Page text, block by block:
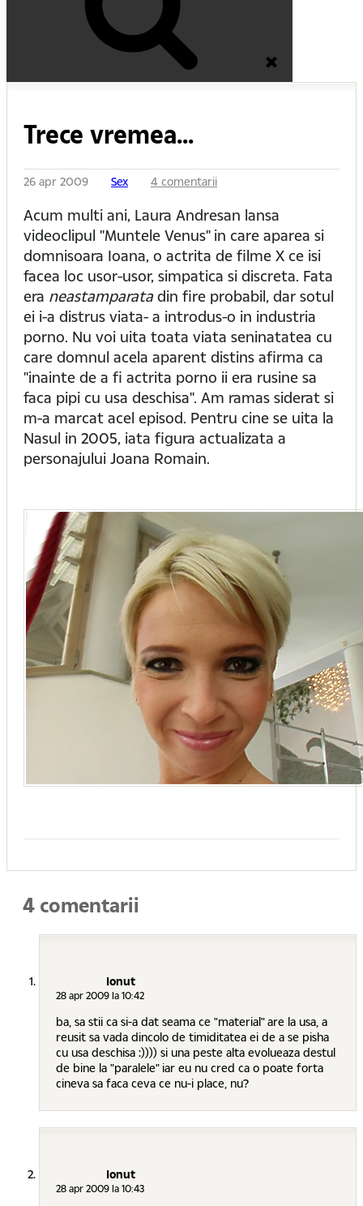
Trece vremea...
26 apr 2009 Sex 4 comentarii
Acum multi ani, Laura Andresan lansa
videoclipul "Muntele Venus" in care aparea si
domnisoara Ioana, o actrita de filme X ce isi
facea loc usor-usor, simpatica si discreta. Fata
era neastamparatadin fire probabil, dar sotul
ei i-a distrus viata- a introdus-o in industria
porno. Nu voi uita toata viata seninatatea cu
care domnul acela aparent distins afirma ca
"inainte de a fi actrita porno ii era rusine sa
faca pipi cu usa deschisa". Am ramas siderat si
m-a marcat acel episod. Pentru cine se uita la
Nasul in 2005, iata figura actualizata a
personajului Joana Romain.
4 comentarii
Ionut
28 apr 2009 la 10:42
ba, sa stii ca si-a dat seama ce "material" are la usa, a
reusit sa vada dincolo de timiditatea ei de a se pisha
cu usa deschisa :)))) si una peste alta evolueaza destul
de bine la "paralele" iar eu nu cred ca o poate forta
cineva sa faca ceva ce nu-i place, nu?
Ionut
28 apr 2009 la 10:43